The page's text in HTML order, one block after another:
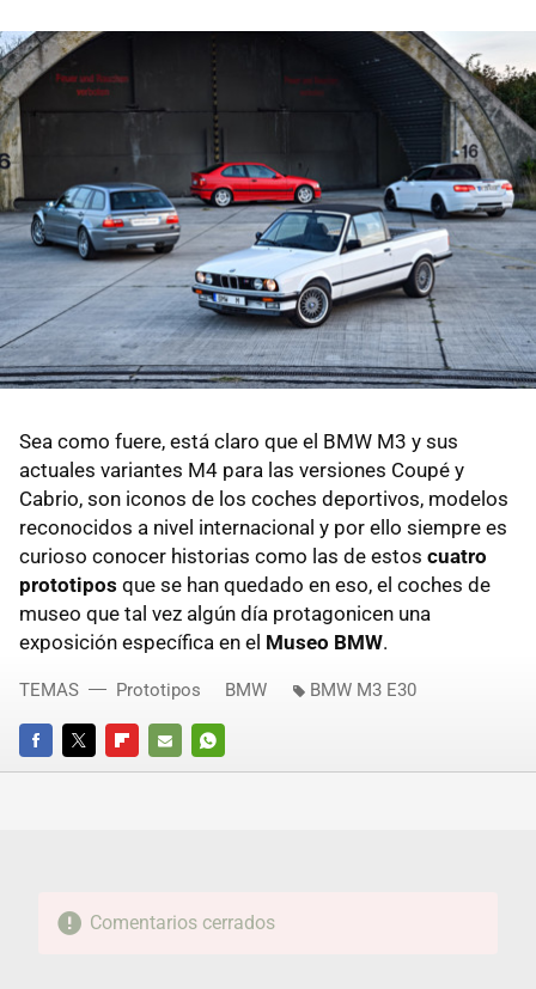
Sea como fuere, está claro que el BMW M3 y sus
actuales variantes M4 para las versiones Coupé y
Cabrio, son iconos de los coches deportivos, modelos
reconocidos a nivel internacional y por ello siempre es
curioso conocer historias como las de estos cuatro
prototipos que se han quedado en eso, el coches de
museo que tal vez algún día protagonicen una
exposición específica en el Museo BMW.
FACEBOOKTWITTERFLIPBOARD
E-
WHATSAPP
TEMAS Prototipos BMW BMW M3 E30
Comentarios cerrados